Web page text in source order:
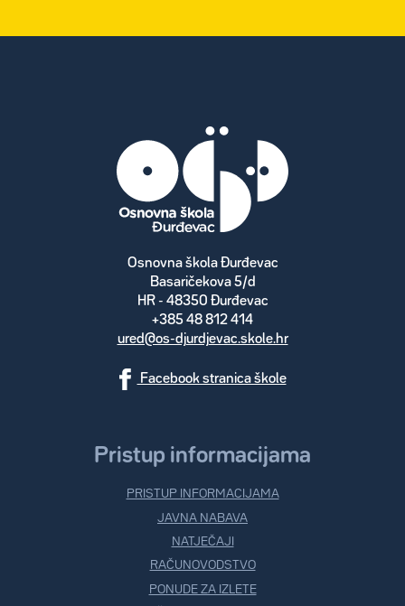
Osnovna škola Đurđevac
Basaričekova 5/d
HR - 48350 Đurđevac
+385 48 812 414
ured@os-djurdjevac.skole.hr
Facebook stranica škole
Pristup informacijama
PRISTUP INFORMACIJAMA
JAVNA NABAVA
NATJEČAJI
RAČUNOVODSTVO
PONUDE ZA IZLETE